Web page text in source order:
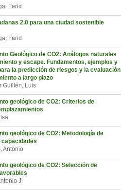
Farid
2.0 para una ciudad sostenible
Farid
Geológico de CO2: Análogos naturales
y escape. Fundamentos, ejemplos y
la predicción de riesgos y la evaluación
a largo plazo
Guillén, Luis
geológico de CO2: Criterios de
geológico de CO2: Metodología de
Antonio
geológico de CO2: Selección de
J.